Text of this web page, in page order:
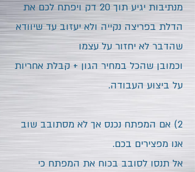
מנתיבות
יגיע תוך 20 דק ויפתח לכם את
הדלת בפריצה נקייה ולא יעזוב עד שיוודא
שהדבר לא יחזור על עצמו
וכמובן שהכל במחיר הגון + קבלת אחריות
על ביצוע העבודה.
2) אם המפתח נכנס אך לא מסתובב שוב
אנו מפצירים בכם.
אל תנסו לסובב בכוח את המפתח כי